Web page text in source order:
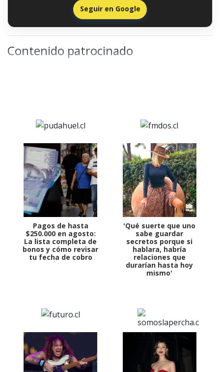
Seguir en Google
Contenido patrocinado
Pagos de hasta
$250.000 en agosto:
La lista completa de
bonos y cómo revisar
tu fecha de cobro
'Qué suerte que uno
sabe guardar
secretos porque si
hablara, habría
relaciones que
durarían hasta hoy
mismo'